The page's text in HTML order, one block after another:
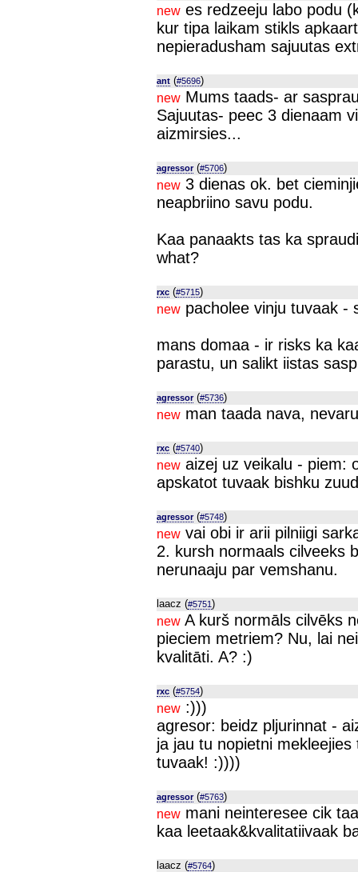
new es redzeeju labo podu
kur tipa laikam stikls
nepieradusham sajuutas
ant (#5696)
new Mums taads- ar
Sajuutas- peec 3 dienaam
aizmirsies...
agressor(#5706)
new 3 dienas ok. bet
neapbriino savu podu.
Kaa panaakts tas ka
what?
rxc (#5715)
new pacholee vinju tuvaak -
mans domaa - ir risks ka
parastu, un salikt iistas
agressor(#5736)
new man taada nava,
rxc (#5740)
new aizej uz veikalu - piem:
apskatot tuvaak bishku
agressor(#5748)
new vai obi ir arii pilniigi
2. kursh normaals cilveeks
nerunaaju par vemshanu.
laacz (#5751)
new A kurš normāls cilvēks
pieciem metriem? Nu, lai
kvalitāti. A? :)
rxc (#5754)
new :)))
agresor: beidz pljurinnat -
ja jau tu nopietni
tuvaak! :))))
agressor(#5763)
new mani neinteresee cik
kaa leetaak&kvalitatiivaak
laacz (#5764)